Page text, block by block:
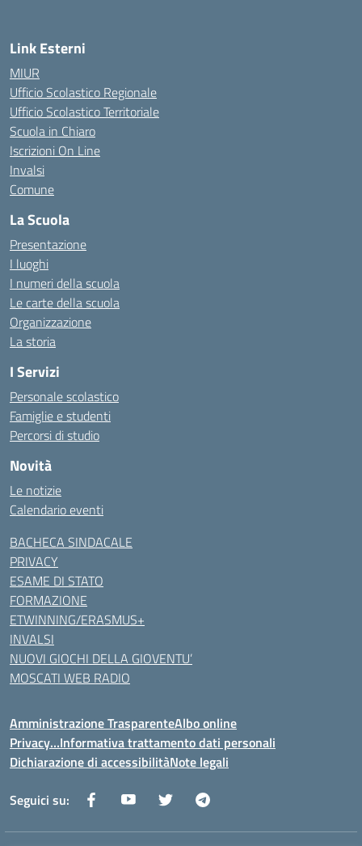
Link Esterni
MIUR
Ufficio Scolastico Regionale
Ufficio Scolastico Territoriale
Scuola in Chiaro
Iscrizioni On Line
Invalsi
Comune
La Scuola
Presentazione
I luoghi
I numeri della scuola
Le carte della scuola
Organizzazione
La storia
I Servizi
Personale scolastico
Famiglie e studenti
Percorsi di studio
Novità
Le notizie
Calendario eventi
BACHECA SINDACALE
PRIVACY
ESAME DI STATO
FORMAZIONE
ETWINNING/ERASMUS+
INVALSI
NUOVI GIOCHI DELLA GIOVENTU’
MOSCATI WEB RADIO
Amministrazione TrasparenteAlbo online
Privacy…Informativa trattamento dati personali
Dichiarazione di accessibilitàNote legali
Seguici su: